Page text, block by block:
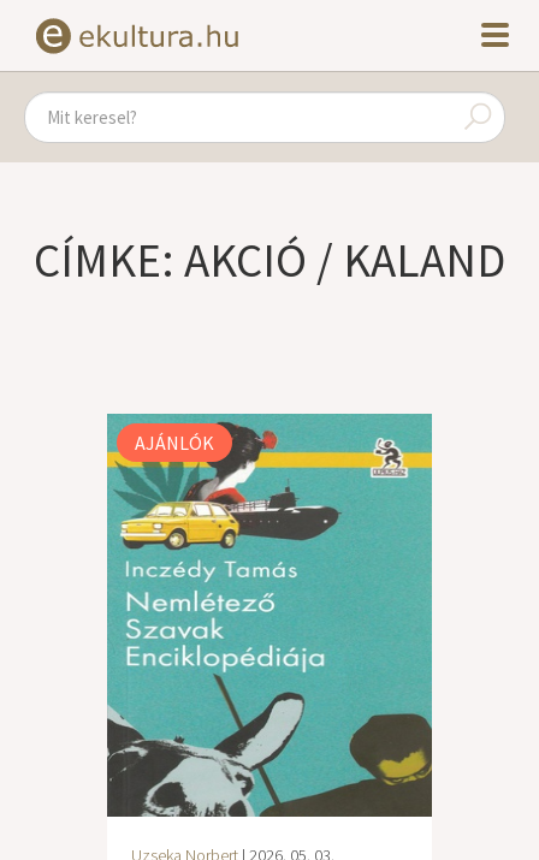
CÍMKE: AKCIÓ / KALAND
AJÁNLÓK
Uzseka Norbert | 2026. 05. 03.